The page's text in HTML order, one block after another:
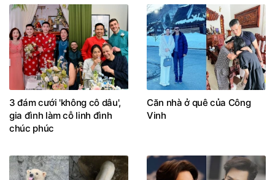
3 đám cưới 'không cô dâu',
gia đình làm cỗ linh đình
chúc phúc
Căn nhà ở quê của Công
Vinh